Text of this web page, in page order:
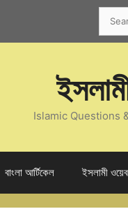
for:
Islamic Questions
বাংলা আর্টিকেল ইসলামী